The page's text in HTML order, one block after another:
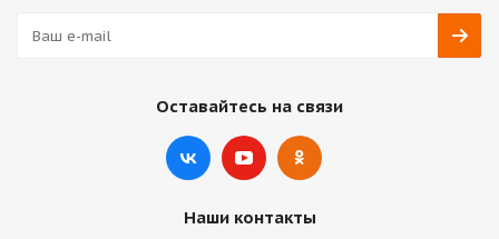
Оставайтесь на связи
Наши контакты